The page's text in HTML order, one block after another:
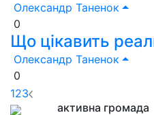
Олександр Таненок
0
Що цікавить
Олександр Таненок
0
123
активна громада